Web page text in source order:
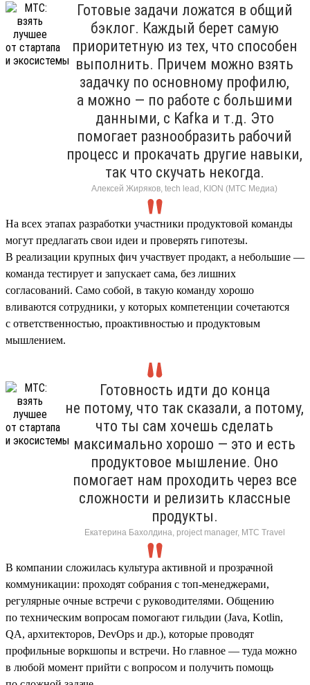
Готовые задачи ложатся в общий
бэклог. Каждый берет самую
приоритетную из тех, что способен
выполнить. Причем можно взять
задачку по основному профилю,
а можно — по работе с большими
данными, с Kafka и т.д. Это
помогает разнообразить рабочий
процесс и прокачать другие навыки,
так что скучать некогда.
Алексей Жиряков, tech lead, KION (МТС Медиа)
На всех этапах разработки участники продуктовой команды
могут предлагать свои идеи и проверять гипотезы.
В реализации крупных фич участвует продакт, а небольшие —
команда тестирует и запускает сама, без лишних
согласований. Само собой, в такую команду хорошо
вливаются сотрудники, у которых компетенции сочетаются
с ответственностью, проактивностью и продуктовым
мышлением.
Готовность идти до конца
не потому, что так сказали, а потому,
что ты сам хочешь сделать
максимально хорошо — это и есть
продуктовое мышление. Оно
помогает нам проходить через все
сложности и релизить классные
продукты.
Екатерина Бахолдина, project manager, МТС Travel
В компании сложилась культура активной и прозрачной
коммуникации: проходят собрания с топ-менеджерами,
регулярные очные встречи с руководителями. Общению
по техническим вопросам помогают гильдии (Java, Kotlin,
QA, архитекторов, DevOps и др.), которые проводят
профильные воркшопы и встречи. Но главное — туда можно
в любой момент прийти с вопросом и получить помощь